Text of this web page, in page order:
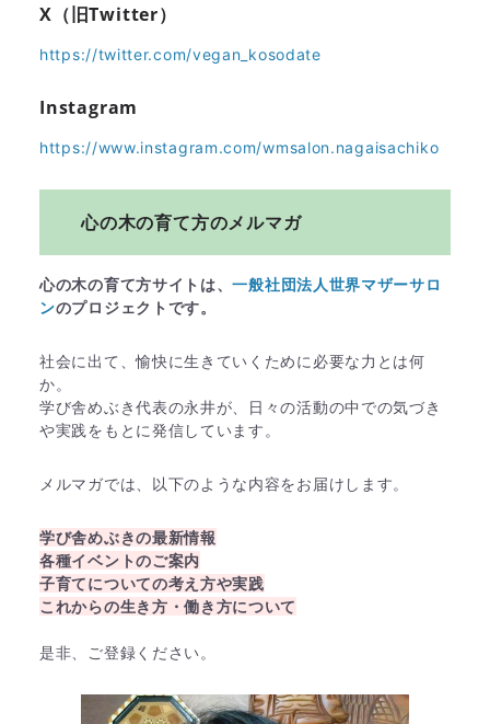
X（旧Twitter）
https://twitter.com/vegan_kosodate
Instagram
https://www.instagram.com/wmsalon.nagaisachiko
心の木の育て方のメルマガ
心の木の育て方サイトは、一般社団法人世界マザーサロ
ンのプロジェクトです。
社会に出て、愉快に生きていくために必要な力とは何
か。
学び舎めぶき代表の永井が、日々の活動の中での気づき
や実践をもとに発信しています。
メルマガでは、以下のような内容をお届けします。
学び舎めぶきの最新情報
各種イベントのご案内
子育てについての考え方や実践
これからの生き方・働き方について
是非、ご登録ください。